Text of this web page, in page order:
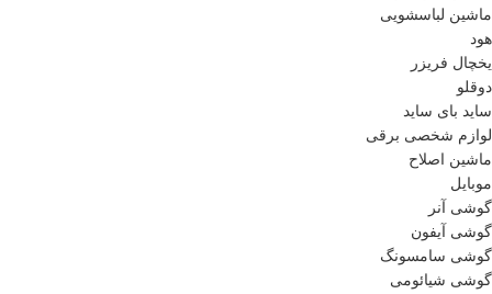
ماشین لباسشویی
هود
یخچال فریزر
دوقلو
ساید بای ساید
لوازم شخصی برقی
ماشین اصلاح
موبایل
گوشی آنر
گوشی آیفون
گوشی سامسونگ
گوشی شیائومی